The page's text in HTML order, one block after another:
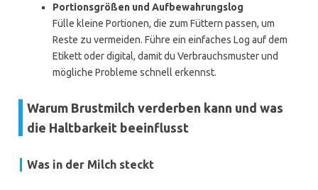
Portionsgrößen und Aufbewahrungslog
Fülle kleine Portionen, die zum Füttern passen, um
Reste zu vermeiden. Führe ein einfaches Log auf dem
Etikett oder digital, damit du Verbrauchsmuster und
mögliche Probleme schnell erkennst.
Warum Brustmilch verderben kann und was
die Haltbarkeit beeinflusst
Was in der Milch steckt